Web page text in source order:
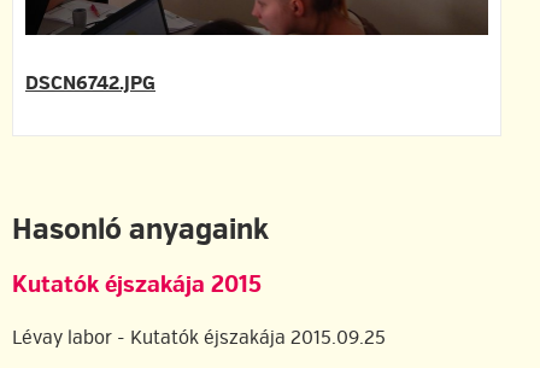
DSCN6742.JPG
Hasonló anyagaink
Kutatók éjszakája 2015
Lévay labor - Kutatók éjszakája 2015.09.25